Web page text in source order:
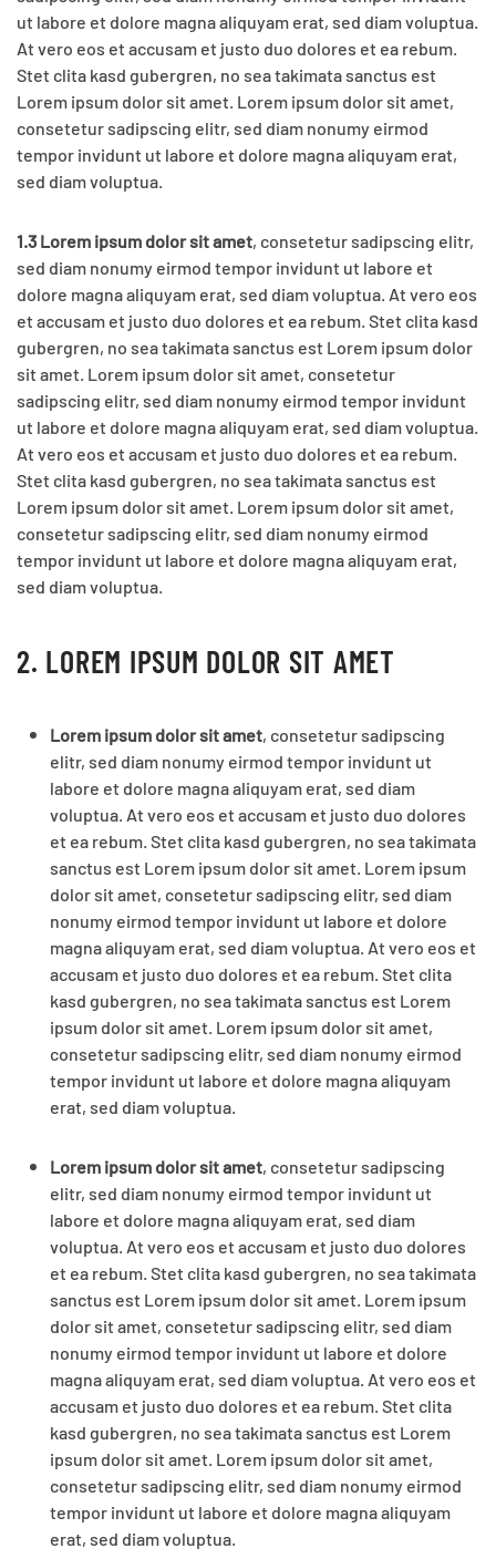
ut labore et dolore magna aliquyam erat, sed diam voluptua.
At vero eos et accusam et justo duo dolores et ea rebum.
Stet clita kasd gubergren, no sea takimata sanctus est
Lorem ipsum dolor sit amet. Lorem ipsum dolor sit amet,
consetetur sadipscing elitr, sed diam nonumy eirmod
tempor invidunt ut labore et dolore magna aliquyam erat,
sed diam voluptua.
1.3 Lorem ipsum dolor sit amet, consetetur sadipscing elitr,
sed diam nonumy eirmod tempor invidunt ut labore et
dolore magna aliquyam erat, sed diam voluptua. At vero eos
et accusam et justo duo dolores et ea rebum. Stet clita kasd
gubergren, no sea takimata sanctus est Lorem ipsum dolor
sit amet. Lorem ipsum dolor sit amet, consetetur
sadipscing elitr, sed diam nonumy eirmod tempor invidunt
ut labore et dolore magna aliquyam erat, sed diam voluptua.
At vero eos et accusam et justo duo dolores et ea rebum.
Stet clita kasd gubergren, no sea takimata sanctus est
Lorem ipsum dolor sit amet. Lorem ipsum dolor sit amet,
consetetur sadipscing elitr, sed diam nonumy eirmod
tempor invidunt ut labore et dolore magna aliquyam erat,
sed diam voluptua.
2. LOREM IPSUM DOLOR SIT AMET
Lorem ipsum dolor sit amet, consetetur sadipscing
elitr, sed diam nonumy eirmod tempor invidunt ut
labore et dolore magna aliquyam erat, sed diam
voluptua. At vero eos et accusam et justo duo dolores
et ea rebum. Stet clita kasd gubergren, no sea takimata
sanctus est Lorem ipsum dolor sit amet. Lorem ipsum
dolor sit amet, consetetur sadipscing elitr, sed diam
nonumy eirmod tempor invidunt ut labore et dolore
magna aliquyam erat, sed diam voluptua. At vero eos et
accusam et justo duo dolores et ea rebum. Stet clita
kasd gubergren, no sea takimata sanctus est Lorem
ipsum dolor sit amet. Lorem ipsum dolor sit amet,
consetetur sadipscing elitr, sed diam nonumy eirmod
tempor invidunt ut labore et dolore magna aliquyam
erat, sed diam voluptua.
Lorem ipsum dolor sit amet, consetetur sadipscing
elitr, sed diam nonumy eirmod tempor invidunt ut
labore et dolore magna aliquyam erat, sed diam
voluptua. At vero eos et accusam et justo duo dolores
et ea rebum. Stet clita kasd gubergren, no sea takimata
sanctus est Lorem ipsum dolor sit amet. Lorem ipsum
dolor sit amet, consetetur sadipscing elitr, sed diam
nonumy eirmod tempor invidunt ut labore et dolore
magna aliquyam erat, sed diam voluptua. At vero eos et
accusam et justo duo dolores et ea rebum. Stet clita
kasd gubergren, no sea takimata sanctus est Lorem
ipsum dolor sit amet. Lorem ipsum dolor sit amet,
consetetur sadipscing elitr, sed diam nonumy eirmod
tempor invidunt ut labore et dolore magna aliquyam
erat, sed diam voluptua.